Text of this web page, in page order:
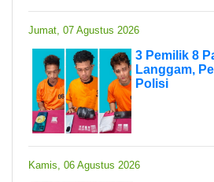
Jumat, 07 Agustus 2026
3 Pemilik 8
Langgam,
Polisi
Kamis, 06 Agustus 2026